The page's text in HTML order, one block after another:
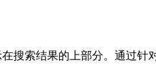
索结果的上部分。通过针